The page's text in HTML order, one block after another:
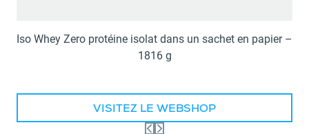
Iso Whey Zero protéine isolat dans un sachet en papier –
1816 g
VISITEZ LE WEBSHOP